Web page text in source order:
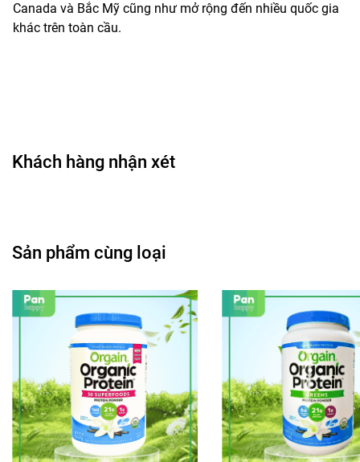
Canada và Bắc Mỹ cũng như mở rộng đến nhiều quốc gia
khác trên toàn cầu.
Khách hàng nhận xét
Sản phẩm cùng loại